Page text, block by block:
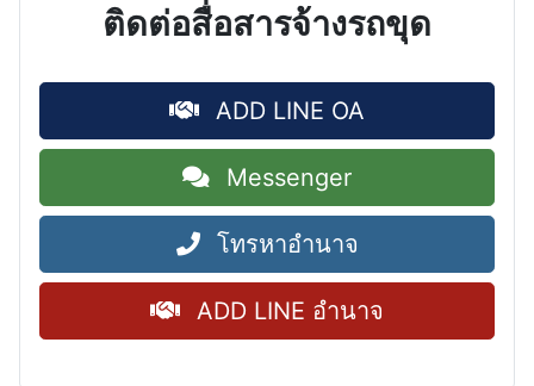
ติดต่อสื่อสารจ้างรถขุด
ADD LINE OA
Messenger
โทรหาอำนาจ
ADD LINE อำนาจ